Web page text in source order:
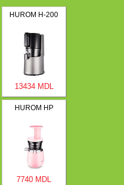
HUROM H-200
13434 MDL
HUROM HP
7740 MDL